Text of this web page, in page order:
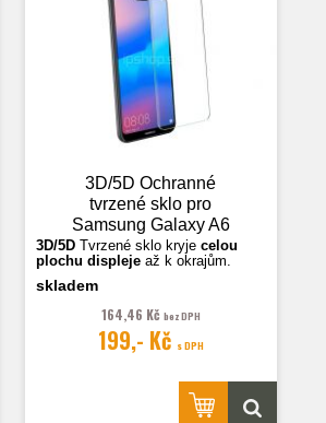
3D/5D Ochranné
tvrzené sklo pro
Samsung Galaxy A6
Plus 2018 (A610),
transparentní
3D/5DTvrzené sklo kryje celou
plochu displeje až k okrajům.
Fotografie jsou ilustrační.
skladem
164,46 Kč bez DPH
199,- Kč s DPH